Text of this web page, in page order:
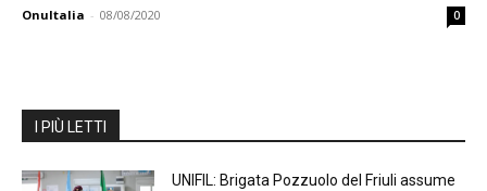
OnuItalia - 08/08/2020 0
I PIÙ LETTI
UNIFIL: Brigata Pozzuolo del Friuli assume